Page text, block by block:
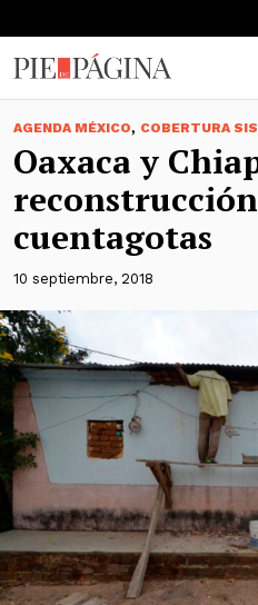
AGENDA MÉXICO, COBERTURA
Oaxaca y
cuentagotas
10 septiembre, 2018